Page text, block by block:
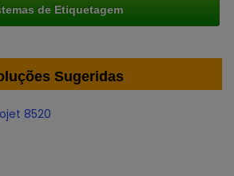
de Etiquetagem
Sugeridas
8520